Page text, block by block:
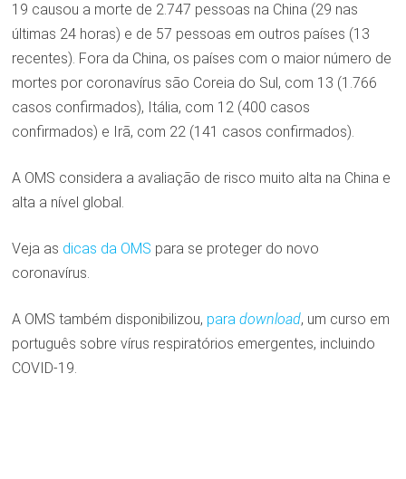
19 causou a morte de 2.747 pessoas na China (29 nas
últimas 24 horas) e de 57 pessoas em outros países (13
recentes). Fora da China, os países com o maior número de
mortes por coronavírus são Coreia do Sul, com 13 (1.766
casos confirmados), Itália, com 12 (400 casos
confirmados) e Irã, com 22 (141 casos confirmados).
A OMS considera a avaliação de risco muito alta na China e
alta a nível global.
Veja as dicas da OMS para se proteger do novo
coronavírus.
A OMS também disponibilizou, para download, um curso em
português sobre vírus respiratórios emergentes, incluindo
COVID-19.